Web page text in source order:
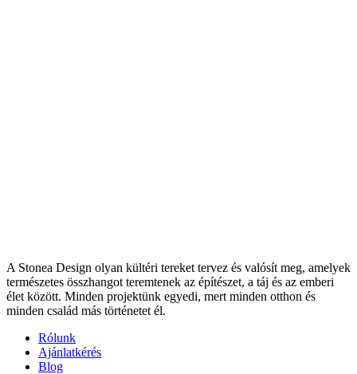
A Stonea Design olyan kültéri tereket tervez és valósít meg, amelyek
természetes összhangot teremtenek az építészet, a táj és az emberi
élet között. Minden projektünk egyedi, mert minden otthon és
minden család más történetet él.
Rólunk
Ajánlatkérés
Blog